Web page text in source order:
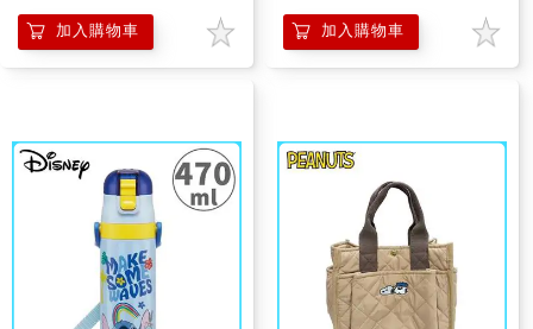
加入購物車 加入購物車